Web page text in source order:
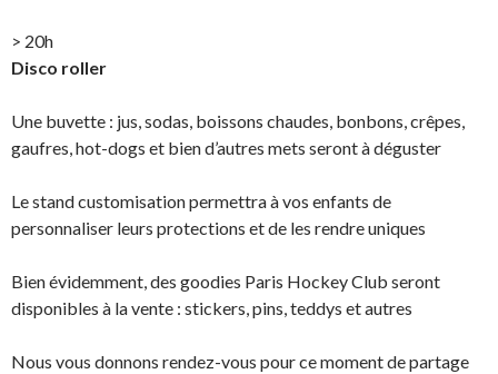
> 20h
Disco roller
Une buvette : jus, sodas, boissons chaudes, bonbons, crêpes,
gaufres, hot-dogs et bien d’autres mets seront à déguster
Le stand customisation permettra à vos enfants de
personnaliser leurs protections et de les rendre uniques
Bien évidemment, des goodies Paris Hockey Club seront
disponibles à la vente : stickers, pins, teddys et autres
Nous vous donnons rendez-vous pour ce moment de partage